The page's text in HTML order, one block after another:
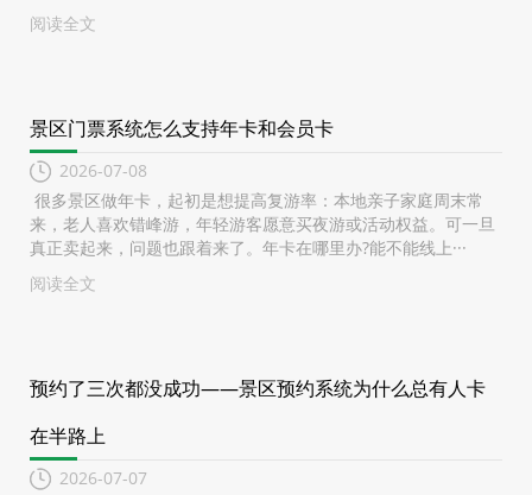
阅读全文
景区门票系统怎么支持年卡和会员卡
2026-07-08
很多景区做年卡，起初是想提高复游率：本地亲子家庭周末常
来，老人喜欢错峰游，年轻游客愿意买夜游或活动权益。可一旦
真正卖起来，问题也跟着来了。年卡在哪里办?能不能线上···
阅读全文
预约了三次都没成功——景区预约系统为什么总有人卡
在半路上
2026-07-07